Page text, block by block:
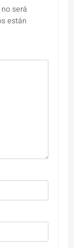
será
están